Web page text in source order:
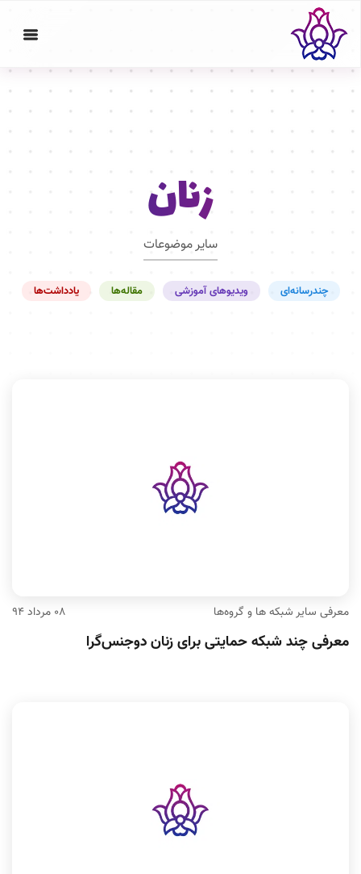
زنان
سایر موضوعات
چندرسانه‌ای ویدیوهای آموزشی مقاله‌ها یادداشت‌ها
معرفی سایر شبکه ها و گروه‌ها ۰۸ مرداد ۹۴
معرفی چند شبکه‌ حمایتی برای زنان دوجنس‌گرا